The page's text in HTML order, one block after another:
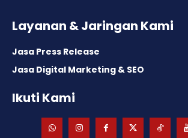
Layanan & Jaringan Kami
Jasa Press Release
Jasa Digital Marketing & SEO
Ikuti Kami